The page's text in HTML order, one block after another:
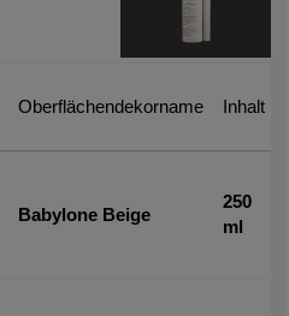
Oberflächendekorname Inhalt
Babylone Beige
250
ml